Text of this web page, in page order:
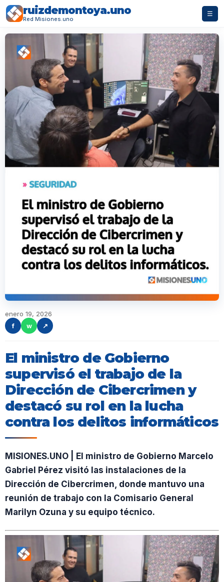
ruizdemontoya.uno
Red Misiones.uno
☰
enero 19, 2026
f
w ↗
El ministro de Gobierno
supervisó el trabajo de la
Dirección de Cibercrimen y
destacó su rol en la lucha
contra los delitos informáticos
MISIONES.UNO | El ministro de Gobierno Marcelo
Gabriel Pérez visitó las instalaciones de la
Dirección de Cibercrimen, donde mantuvo una
reunión de trabajo con la Comisario General
Marilyn Ozuna y su equipo técnico.